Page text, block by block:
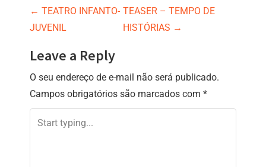
P
o
s
t
n
a
v
← TEATRO INFANTO-
JUVENIL
TEASER – TEMPO DE
HISTÓRIAS →
Leave a Reply
O seu endereço de e-mail não será publicado.
Campos obrigatórios são marcados com *